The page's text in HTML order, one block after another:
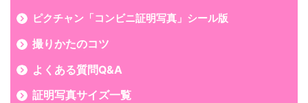
ピクチャン「コンビニ証明写真」シール版
撮りかたのコツ
よくある質問Q&A
証明写真サイズ一覧